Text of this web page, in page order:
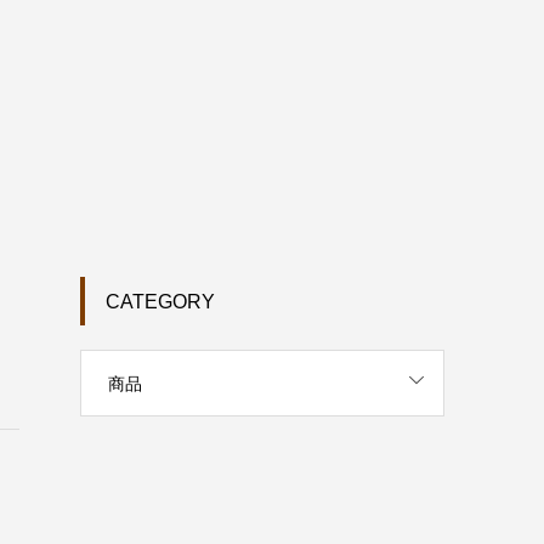
CATEGORY
商品